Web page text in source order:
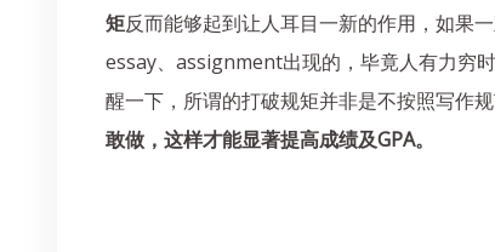
矩反而能够起到让人耳目一新的作用，如果
essay、assignment出现的，毕竟人有力穷
醒一下，所谓的打破规矩并非是不按照写作
敢做，这样才能显著提高成绩及GPA。